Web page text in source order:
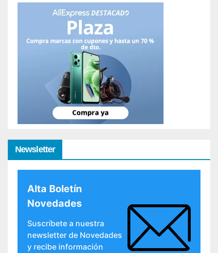
Newsletter
Alta Boletín
Novedades
Suscríbete a nuestra
newsletter de Novedades
y recibe información